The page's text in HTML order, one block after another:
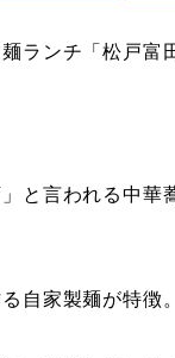
ランチ「松戸富
と言われる中華
自家製麺が特徴。